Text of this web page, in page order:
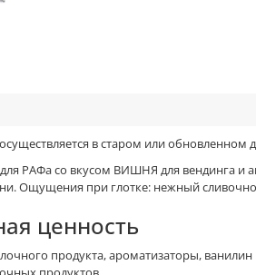
в старом или обновленном
РАФа со вкусом ВИШНЯ для вендинга и
Ощущения при глотке: нежный
ценность
продукта, ароматизаторы,